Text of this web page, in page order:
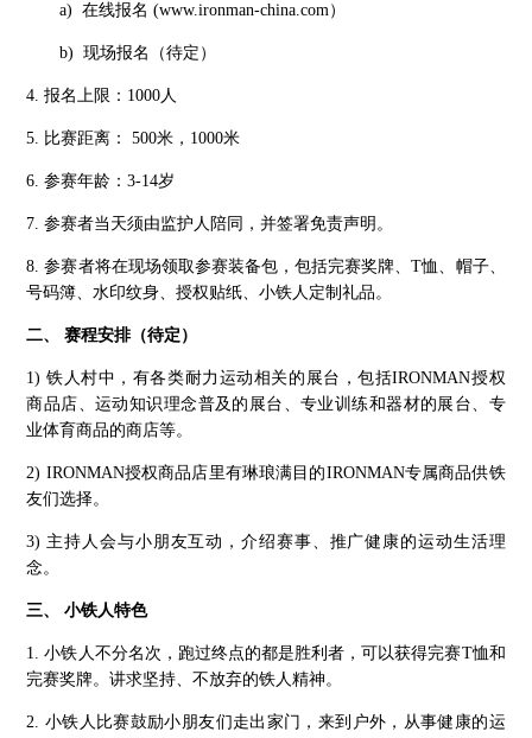
a) 在线报名 (www.ironman-china.com）
b) 现场报名（待定）
4. 报名上限：1000人
5. 比赛距离： 500米，1000米
6. 参赛年龄：3-14岁
7. 参赛者当天须由监护人陪同，并签署免责声明。
8. 参赛者将在现场领取参赛装备包，包括完赛奖牌、T恤、帽子、
号码簿、水印纹身、授权贴纸、小铁人定制礼品。
二、 赛程安排（待定）
1) 铁人村中，有各类耐力运动相关的展台，包括IRONMAN授权
商品店、运动知识理念普及的展台、专业训练和器材的展台、专
业体育商品的商店等。
2) IRONMAN授权商品店里有琳琅满目的IRONMAN专属商品供铁
友们选择。
3) 主持人会与小朋友互动，介绍赛事、推广健康的运动生活理
念。
三、 小铁人特色
1. 小铁人不分名次，跑过终点的都是胜利者，可以获得完赛T恤和
完赛奖牌。讲求坚持、不放弃的铁人精神。
2. 小铁人比赛鼓励小朋友们走出家门，来到户外，从事健康的运